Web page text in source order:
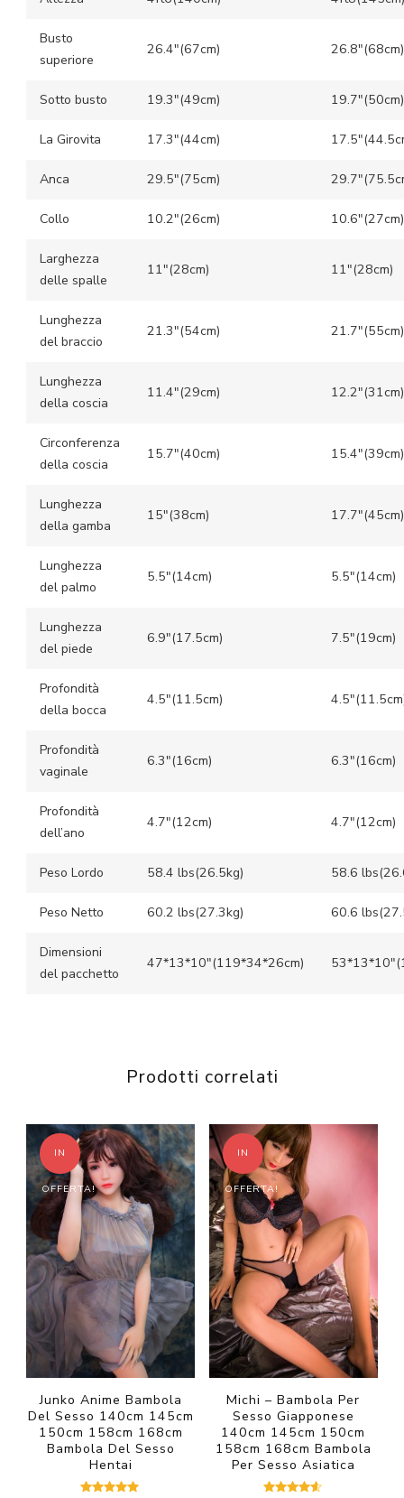
Busto
superiore
26.4″(67cm) 26.8″(68cm)
Sotto busto 19.3″(49cm) 19.7″(50cm)
La Girovita 17.3″(44cm)
Anca 29.5″(75cm)
Collo 10.2″(26cm) 10.6″(27cm)
Larghezza
delle spalle
11″(28cm) 11″(28cm)
Lunghezza
del braccio
21.3″(54cm) 21.7″(55cm)
Lunghezza
della coscia
11.4″(29cm) 12.2″(31cm)
Circonferenza
della coscia
15.7″(40cm) 15.4″(39cm)
Lunghezza
della gamba
15″(38cm) 17.7″(45cm)
Lunghezza
del palmo
5.5″(14cm) 5.5″(14cm)
Lunghezza
del piede
6.9″(17.5cm) 7.5″(19cm)
Profondità
della bocca
4.5″(11.5cm)
Profondità
vaginale
6.3″(16cm) 6.3″(16cm)
Profondità
dell’ano
4.7″(12cm) 4.7″(12cm)
Peso Lordo 58.4 lbs(26.5kg) 58.6
Peso Netto 60.2 lbs(27.3kg) 60.6
Dimensioni
del pacchetto
47*13*10″(119*34*26cm)
Prodotti correlati
IN
OFFERTA!
Junko Anime Bambola
Del Sesso 140cm 145cm
150cm 158cm 168cm
Bambola Del Sesso
Hentai
IN
OFFERTA!
Michi – Bambola Per
Sesso Giapponese
140cm 145cm 150cm
158cm 168cm Bambola
Per Sesso Asiatica